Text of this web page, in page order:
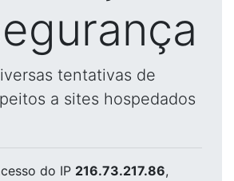
tentativas de
a sites hospedados
do IP 216.73.217.86,